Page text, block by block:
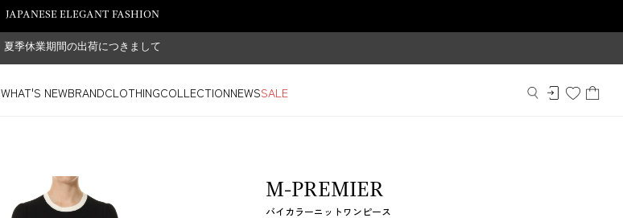
JAPANESE ELEGANT FASHION
夏季休業期間の出荷につきまして
WHAT'S NEWBRANDCLOTHINGCOLLECTIONNEWSSALE
M-PREMIER
バイカラーニットワンピース